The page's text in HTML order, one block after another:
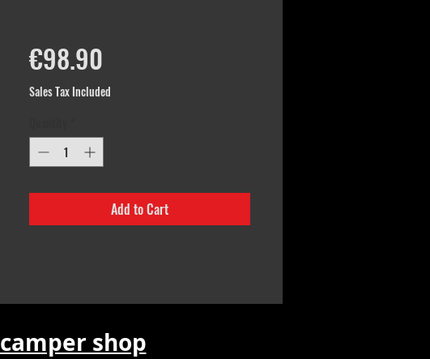
€98.90Price
Sales Tax Included
Add to Cart
camper shop